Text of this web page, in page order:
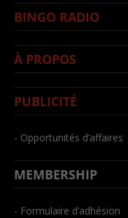
BINGO RADIO
À PROPOS
PUBLICITÉ
- Opportunités d’affaires
MEMBERSHIP
- Formulaire d’adhésion